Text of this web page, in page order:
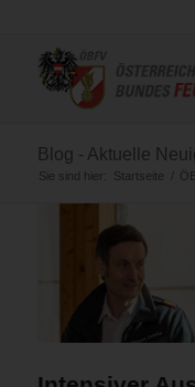
Blog - Aktuelle
Sie sind hier: Startseite /